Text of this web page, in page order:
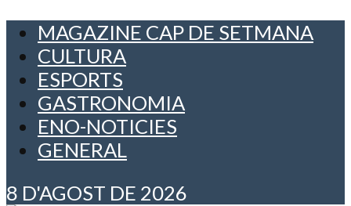
MAGAZINE CAP DE SETMANA
CULTURA
ESPORTS
GASTRONOMIA
ENO-NOTICIES
GENERAL
8 D'AGOST DE 2026